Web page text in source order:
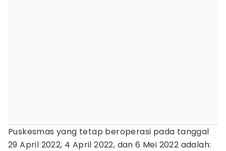
Puskesmas yang tetap beroperasi pada tanggal
29 April 2022, 4 April 2022, dan 6 Mei 2022 adalah: